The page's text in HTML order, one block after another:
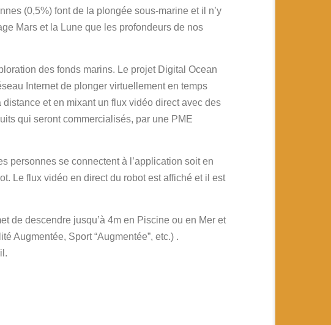
(0,5%) font de la plongée sous-marine et il n’y
Mars et la Lune que les profondeurs de nos
des fonds marins. Le projet Digital Ocean
Internet de plonger virtuellement en temps
et en mixant un flux vidéo direct avec des
qui seront commercialisés, par une PME
personnes se connectent à l’application soit en
Le flux vidéo en direct du robot est affiché et il est
de descendre jusqu’à 4m en Piscine ou en Mer et
Augmentée, Sport “Augmentée”, etc.) .